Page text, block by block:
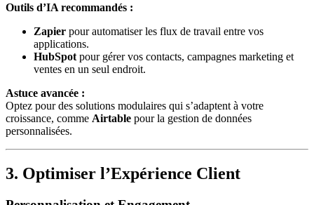
Outils d’IA recommandés :
Zapier pour automatiser les flux de travail entre vos
applications.
HubSpot pour gérer vos contacts, campagnes marketing et
ventes en un seul endroit.
Astuce avancée :
Optez pour des solutions modulaires qui s’adaptent à votre
croissance, comme Airtable pour la gestion de données
personnalisées.
3. Optimiser l’Expérience Client